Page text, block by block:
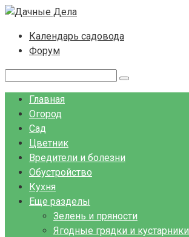
Перейти
контентуКалендарь садовода
Форум
Главная
Огород
Сад
Цветник
Вредители и болезни
Обустройство
Кухня
Еще разделы
Зелень и пряности
Ягодные грядки и кустарники